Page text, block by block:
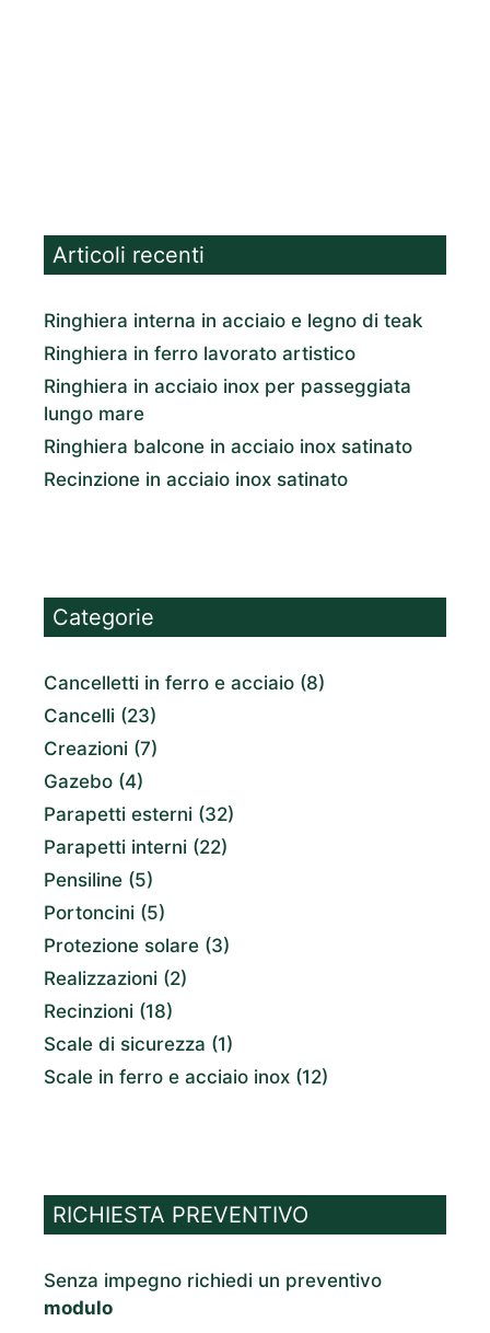
Articoli recenti
Ringhiera interna in acciaio e legno di teak
Ringhiera in ferro lavorato artistico
Ringhiera in acciaio inox per passeggiata
lungo mare
Ringhiera balcone in acciaio inox satinato
Recinzione in acciaio inox satinato
Categorie
Cancelletti in ferro e acciaio (8)
Cancelli (23)
Creazioni (7)
Gazebo (4)
Parapetti esterni (32)
Parapetti interni (22)
Pensiline (5)
Portoncini (5)
Protezione solare (3)
Realizzazioni (2)
Recinzioni (18)
Scale di sicurezza (1)
Scale in ferro e acciaio inox (12)
RICHIESTA PREVENTIVO
Senza impegno richiedi un preventivo
modulo